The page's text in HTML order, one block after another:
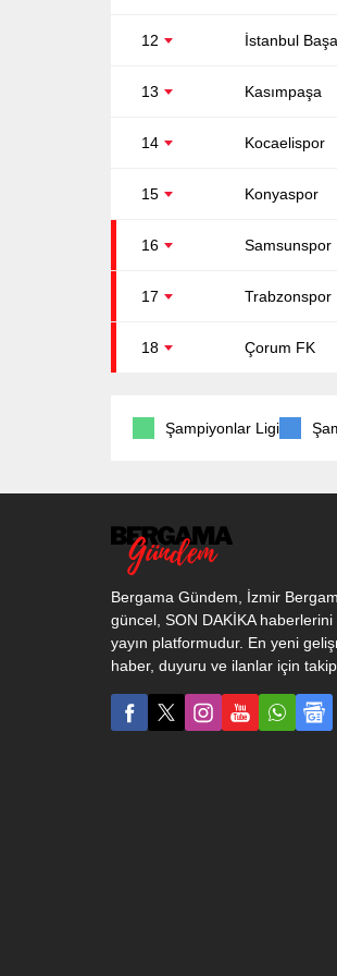
12 İstanbul
13 Kasımpaşa
14 Kocaelispor
15 Konyaspor
16 Samsunspor
17 Trabzonspor
18 Çorum FK
Şampiyonlar Ligi
Bergama Gündem, İzmir
güncel, SON DAKİKA
yayın platformudur. En yeni
haber, duyuru ve ilanlar için